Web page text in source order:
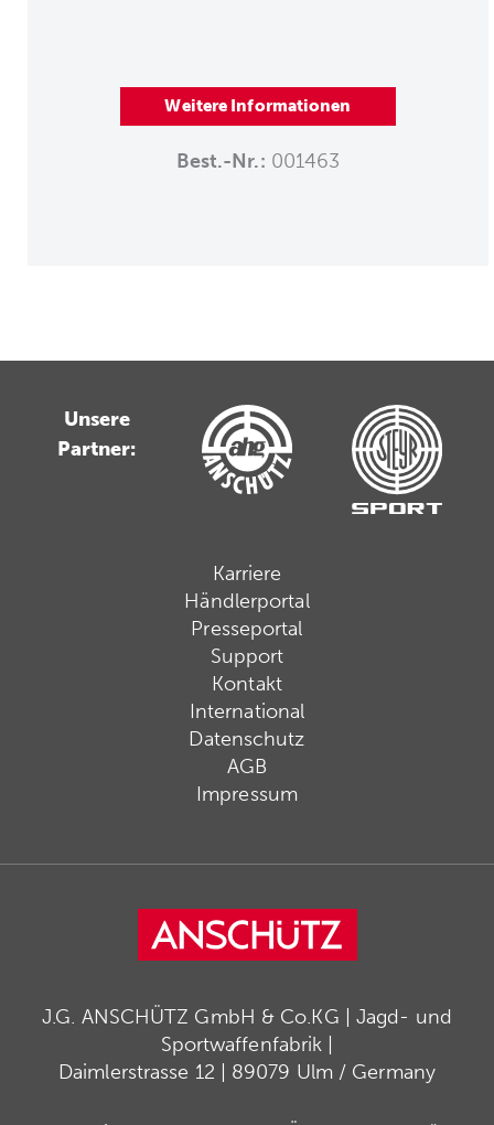
Weitere Informationen
Best.-Nr.: 001463
Unsere
Partner:
Karriere
Händlerportal
Presseportal
Support
Kontakt
International
Datenschutz
AGB
Impressum
J.G. ANSCHÜTZ GmbH & Co.KG | Jagd- und
Sportwaffenfabrik |
Daimlerstrasse 12 | 89079 Ulm / Germany